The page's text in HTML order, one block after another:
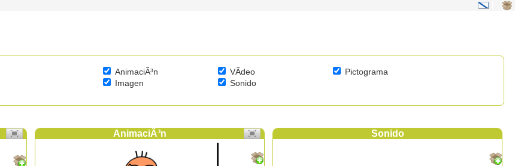
AnimaciÃ³n VÃ­deo
Pictograma
Imagen
Sonido
AnimaciÃ³n Sonido